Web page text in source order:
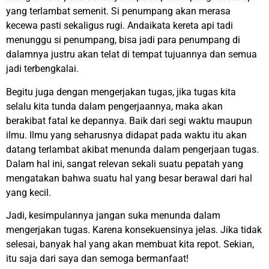
yang terlambat semenit. Si penumpang akan merasa
kecewa pasti sekaligus rugi. Andaikata kereta api tadi
menunggu si penumpang, bisa jadi para penumpang di
dalamnya justru akan telat di tempat tujuannya dan semua
jadi terbengkalai.
Begitu juga dengan mengerjakan tugas, jika tugas kita
selalu kita tunda dalam pengerjaannya, maka akan
berakibat fatal ke depannya. Baik dari segi waktu maupun
ilmu. Ilmu yang seharusnya didapat pada waktu itu akan
datang terlambat akibat menunda dalam pengerjaan tugas.
Dalam hal ini, sangat relevan sekali suatu pepatah yang
mengatakan bahwa suatu hal yang besar berawal dari hal
yang kecil.
Jadi, kesimpulannya jangan suka menunda dalam
mengerjakan tugas. Karena konsekuensinya jelas. Jika tidak
selesai, banyak hal yang akan membuat kita repot. Sekian,
itu saja dari saya dan semoga bermanfaat!